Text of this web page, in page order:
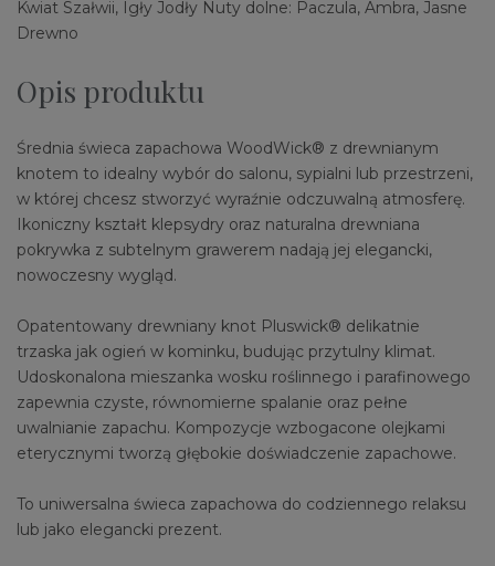
Kwiat Szałwii, Igły Jodły Nuty dolne: Paczula, Ambra, Jasne
Drewno
Opis produktu
Średnia świeca zapachowa WoodWick® z drewnianym
knotem to idealny wybór do salonu, sypialni lub przestrzeni,
w której chcesz stworzyć wyraźnie odczuwalną atmosferę.
Ikoniczny kształt klepsydry oraz naturalna drewniana
pokrywka z subtelnym grawerem nadają jej elegancki,
nowoczesny wygląd.
Opatentowany drewniany knot Pluswick® delikatnie
trzaska jak ogień w kominku, budując przytulny klimat.
Udoskonalona mieszanka wosku roślinnego i parafinowego
zapewnia czyste, równomierne spalanie oraz pełne
uwalnianie zapachu. Kompozycje wzbogacone olejkami
eterycznymi tworzą głębokie doświadczenie zapachowe.
To uniwersalna świeca zapachowa do codziennego relaksu
lub jako elegancki prezent.